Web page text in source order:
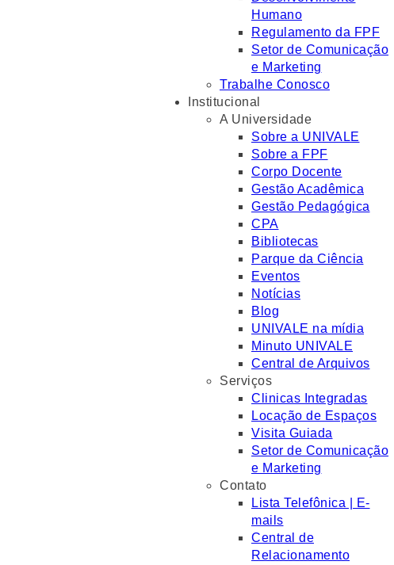
Humano
Regulamento da FPF
Setor de Comunicação
e Marketing
Trabalhe Conosco
Institucional
A Universidade
Sobre a UNIVALE
Sobre a FPF
Corpo Docente
Gestão Acadêmica
Gestão Pedagógica
CPA
Bibliotecas
Parque da Ciência
Eventos
Notícias
Blog
UNIVALE na mídia
Minuto UNIVALE
Central de Arquivos
Serviços
Clinicas Integradas
Locação de Espaços
Visita Guiada
Setor de Comunicação
e Marketing
Contato
Lista Telefônica | E-
mails
Central de
Relacionamento